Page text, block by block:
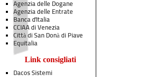
Agenzia delle Dogane
Agenzia delle Entrate
Banca d'Italia
CCIAA di Venezia
Città di San Donà di Piave
Equitalia
Link consigliati
Dacos Sistemi